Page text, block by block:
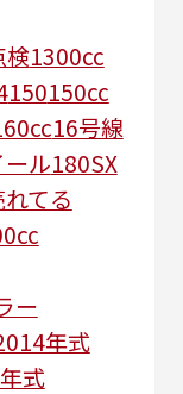
検1300cc
150150cc
16号線
ル180SX
てる
ー
年式
式